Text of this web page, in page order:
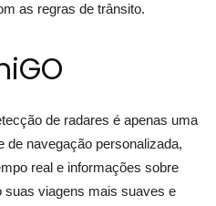
as regras de trânsito.
de radares é apenas uma
de navegação personalizada,
real e informações sobre
suas viagens mais suaves e